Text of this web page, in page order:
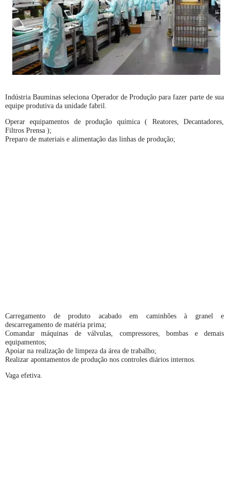
Indústria Bauminas seleciona Operador de Produção para fazer parte de sua
equipe produtiva da unidade fabril.
Operar equipamentos de produção química ( Reatores, Decantadores,
Filtros Prensa );
Preparo de materiais e alimentação das linhas de produção;
Carregamento de produto acabado em caminhões à granel e
descarregamento de matéria prima;
Comandar máquinas de válvulas, compressores, bombas e demais
equipamentos;
Apoiar na realização de limpeza da área de trabalho;
Realizar apontamentos de produção nos controles diários internos.
Vaga efetiva.